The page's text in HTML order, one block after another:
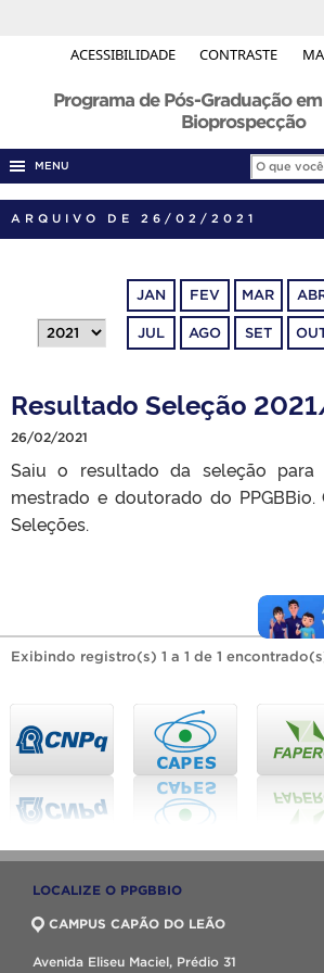
ACESSIBILIDADE CONTRASTE
Programa de Pós-Graduação
Bioprospecção
MENU
ARQUIVO DE 26/02/2021
JAN FEV MAR
JUL AGO SET
Resultado Seleção
26/02/2021
Saiu o resultado da seleção
mestrado e doutorado do PPGBBio.
Seleções.
Exibindo registro(s) 1 a 1 de 1
LOCALIZE O PPGBBIO
CAMPUS CAPÃO DO LEÃO
Avenida Eliseu Maciel, Prédio 31